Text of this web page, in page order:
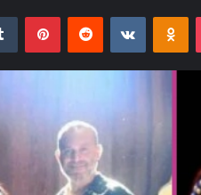
Tumblr PinterestReddit VKontakte